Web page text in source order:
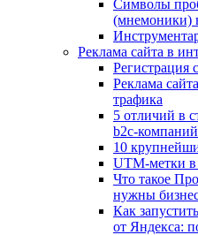
Символы
(мнемоники)
Реклама сайта в
Регистрация
Реклама
трафика
5 отличий в
b2c-компаний
10
UTM-метки в
Что такое
нужны
Как
от Яндекса: